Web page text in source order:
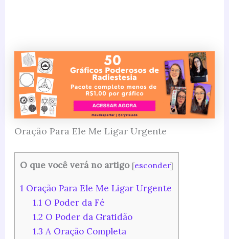
Oração Para Ele Me Ligar Urgente
O que você verá no artigo [esconder]
1Oração Para Ele Me Ligar Urgente
1.1 O Poder da Fé
1.2 O Poder da Gratidão
1.3 A Oração Completa